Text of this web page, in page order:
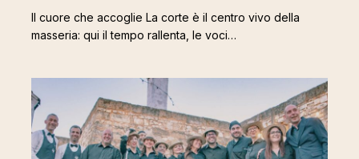
Il cuore che accoglie La corte è il centro vivo della
masseria: qui il tempo rallenta, le voci…
Custodiamo
un
sogno
comune